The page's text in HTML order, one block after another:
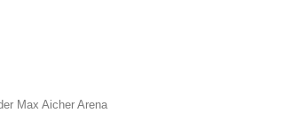
Max Aicher Arena